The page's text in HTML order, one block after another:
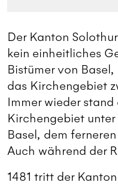
Der Kanton
kein einheitliches
Bistümer von
das Kirchengebiet
Immer wieder
Kirchengebiet unter
Basel, dem
Auch während der
1481 tritt der